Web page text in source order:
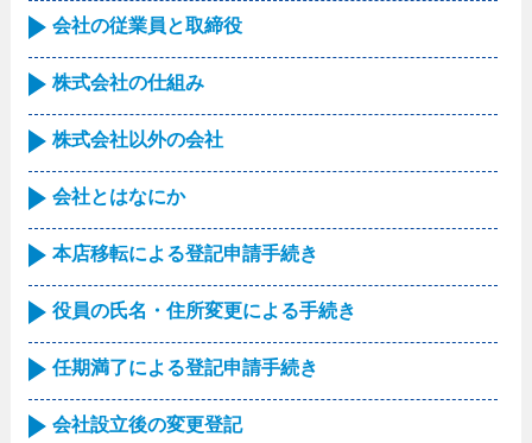
会社の従業員と取締役
株式会社の仕組み
株式会社以外の会社
会社とはなにか
本店移転による登記申請手続き
役員の氏名・住所変更による手続き
任期満了による登記申請手続き
会社設立後の変更登記